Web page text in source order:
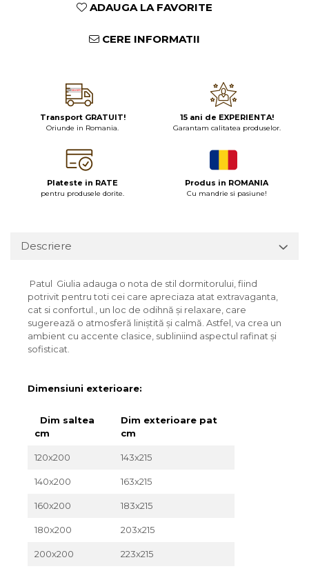
ADAUGA LA FAVORITE
CERE INFORMATII
Transport GRATUIT!
Oriunde in Romania.
15 ani de EXPERIENTA!
Garantam calitatea produselor.
Plateste in RATE
pentru produsele dorite.
Produs in ROMANIA
Cu mandrie si pasiune!
Descriere
Patul Giulia adauga o nota de stil dormitorului, fiind
potrivit pentru toti cei care apreciaza atat extravaganta,
cat si confortul., un loc de odihnă și relaxare, care
sugerează o atmosferă liniștită și calmă. Astfel, va crea un
ambient cu accente clasice, subliniind aspectul rafinat și
sofisticat.
Dimensiuni exterioare:
Dim saltea
cm
Dim exterioare pat
cm
120x200 143x215
140x200 163x215
160x200 183x215
180x200 203x215
200x200 223x215